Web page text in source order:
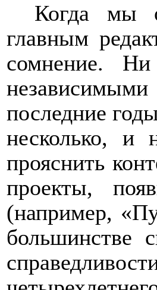
Когда мы
главным
сомнение.
независимыми
последние
несколько, и
прояснить
проекты,
(например,
большинстве